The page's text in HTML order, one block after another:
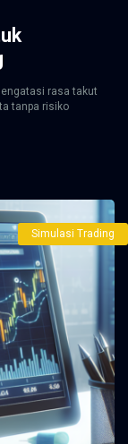
rasa takut
tanpa risiko
Simulasi Trading